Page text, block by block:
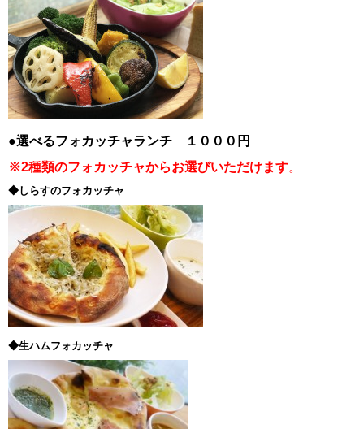
●選べるフォカッチャランチ １０００円
※2種類のフォカッチャからお選びいただけます。
◆しらすのフォカッチャ
◆生ハムフォカッチャ